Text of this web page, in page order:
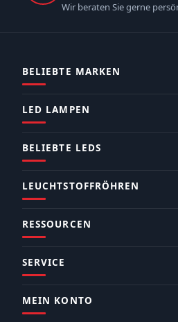
Wir beraten Sie gerne
BELIEBTE MARKEN
LED LAMPEN
BELIEBTE LEDS
LEUCHTSTOFFRÖHREN
RESSOURCEN
SERVICE
MEIN KONTO